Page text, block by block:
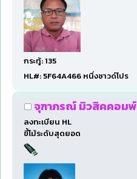
กระทู้: 135
HL#: 5F64A466 หนึ่งซาวด์โปร
จุฑาภรณ์ มิวสิคคอมพ์
ลงทะเบียน HL
ขี้โม้ระดับสุดยอด